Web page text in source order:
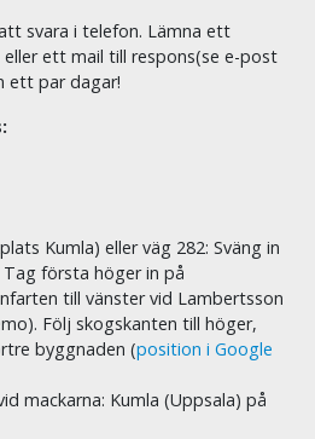
svara i telefon. Lämna ett
ett mail till respons(se e-post
ett par dagar!
Kumla) eller väg 282: Sväng in
första höger in på
till vänster vid Lambertsson
Följ skogskanten till höger,
byggnaden (position i Google
mackarna: Kumla (Uppsala) på